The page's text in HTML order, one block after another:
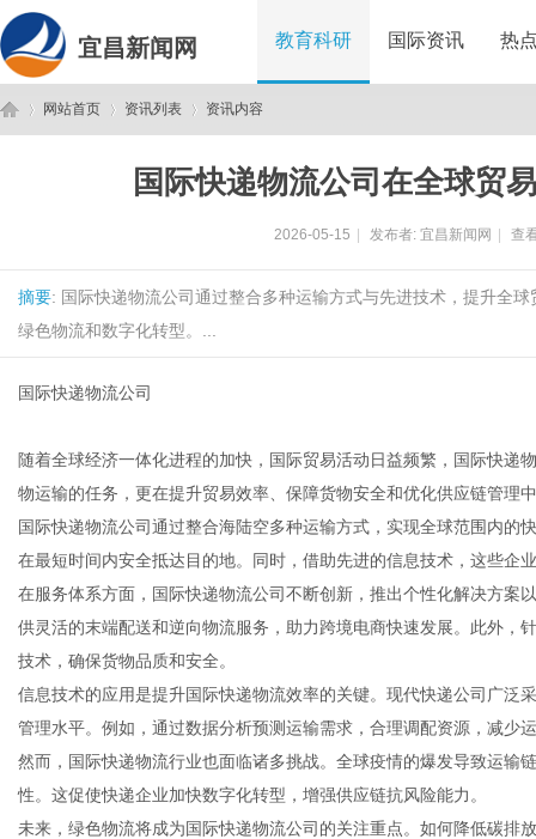
宜昌新闻网 教育科研 国际资讯 热
网站首页 资讯列表 资讯内容
国际快递物流公司在全球贸
2026-05-15 发布者: 宜昌新闻网 查
摘要: 国际快递物流公司通过整合多种运输方式与先进技术，提升全
绿色物流和数字化转型。...
国际快递物流公司
随着全球经济一体化进程的加快，国际贸易活动日益频繁，国际快递
物运输的任务，更在提升贸易效率、保障货物安全和优化供应链管理
国际快递物流公司通过整合海陆空多种运输方式，实现全球范围内的
在最短时间内安全抵达目的地。同时，借助先进的信息技术，这些企
在服务体系方面，国际快递物流公司不断创新，推出个性化解决方案
供灵活的末端配送和逆向物流服务，助力跨境电商快速发展。此外，
技术，确保货物品质和安全。
信息技术的应用是提升国际快递物流效率的关键。现代快递公司广泛
管理水平。例如，通过数据分析预测运输需求，合理调配资源，减少
然而，国际快递物流行业也面临诸多挑战。全球疫情的爆发导致运输
性。这促使快递企业加快数字化转型，增强供应链抗风险能力。
未来，绿色物流将成为国际快递物流公司的关注重点。如何降低碳排